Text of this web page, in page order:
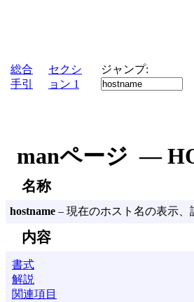
総合
手引
セクシ
ョン 1
ジャンプ:
manページ —
名称
hostname – 現在のホスト名の表示、
内容
書式
解説
関連項目